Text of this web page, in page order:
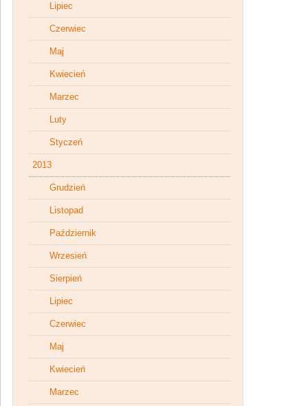
Lipiec
Czerwiec
Maj
Kwiecień
Marzec
Luty
Styczeń
2013
Grudzień
Listopad
Październik
Wrzesień
Sierpień
Lipiec
Czerwiec
Maj
Kwiecień
Marzec